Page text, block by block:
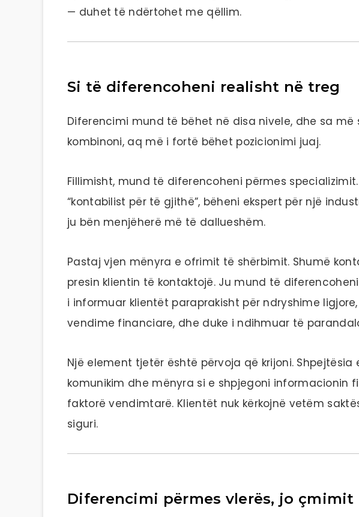
— duhet të ndërtohet me qëllim.
Si të diferencoheni realisht në treg
Diferencimi mund të bëhet në disa nivele, dhe sa më
kombinoni, aq më i fortë bëhet pozicionimi juaj.
Fillimisht, mund të diferencoheni përmes
“kontabilist për të gjithë”, bëheni ekspert për një
ju bën menjëherë më të dallueshëm.
Pastaj vjen mënyra e ofrimit të shërbimit. Shumë
presin klientin të kontaktojë. Ju mund të
i informuar klientët paraprakisht për ndryshime
vendime financiare, dhe duke i ndihmuar të
Një element tjetër është përvoja që krijoni. Shpejtësia
komunikim dhe mënyra si e shpjegoni informacionin
faktorë vendimtarë. Klientët nuk kërkojnë vetëm
siguri.
Diferencimi përmes vlerës, jo çmimit